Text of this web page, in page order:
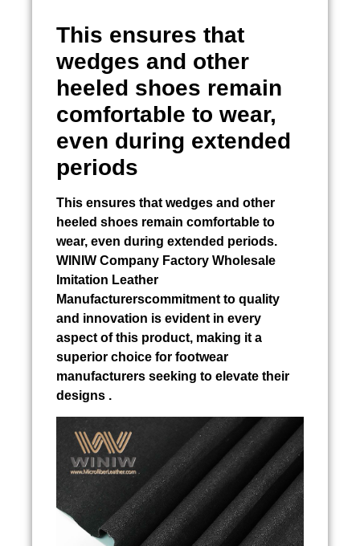
This ensures that
wedges and other
heeled shoes remain
comfortable to wear,
even during extended
periods
This ensures that wedges and other
heeled shoes remain comfortable to
wear, even during extended periods.
WINIW Company Factory Wholesale
Imitation Leather
Manufacturerscommitment to quality
and innovation is evident in every
aspect of this product, making it a
superior choice for footwear
manufacturers seeking to elevate their
designs .